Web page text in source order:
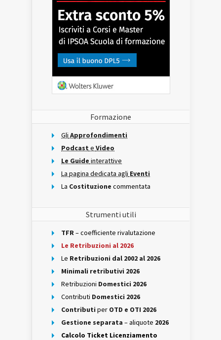
Formazione
Gli Approfondimenti
Podcast e Video
Le Guide interattive
La pagina dedicata agli Eventi
La Costituzione commentata
Strumenti utili
TFR– coefficiente rivalutazione
Le Retribuzioni al 2026
Le Retribuzioni dal 2002 al 2026
Minimali retributivi 2026
Retribuzioni Domestici 2026
Contributi Domestici 2026
Contributi per OTD e OTI 2026
Gestione separata – aliquote 2026
Calcolo Ticket Licenziamento